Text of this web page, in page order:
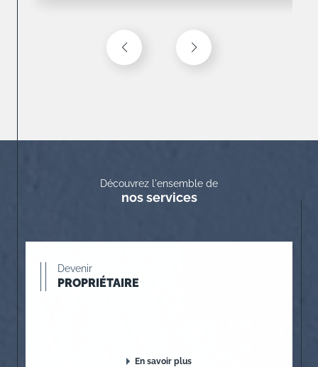
Découvrez l'ensemble de
nos services
Devenir
PROPRIÉTAIRE
En savoir plus